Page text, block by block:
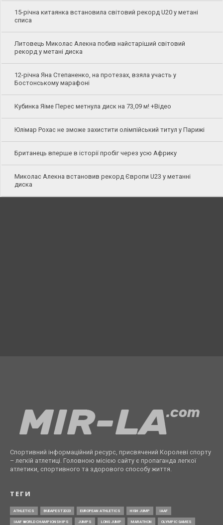
15-річна китаянка встановила світовий рекорд U20 у метані
списа
Литовець Миколас Алекна побив найстаріший світовий
рекорд у метані диска
12-річна Яна Степаненко, на протезах, взяла участь у
Бостонському марафоні
Кубинка Яіме Перес метнула диск на 73,09 м! +Відео
Юлімар Рохас не зможе захистити олімпійський титул у Парижі
Британець вперше в історії пробіг через усю Африку
Миколас Алекна встановив рекорд Європи U23 у метанні
диска
Спортивний інформаційний ресурс, присвячений Королеві спорту
– легкій атлетиці. Головною місією сайту є пропаганда легкої
атлетики, спортивного та здорового способу життя.
ТЕГИ
ATHLETICS BUDAPEST2023 EUROPEAN ATHLETICS HIGH JUMP IAAF
IAAF WORLD CHAMPIONSHIPS JUMPS LONG JUMP MARATHON OLYMPIC GAMES